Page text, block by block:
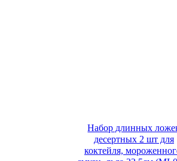
Набор длинных
десертных 2 шт для
коктейля,